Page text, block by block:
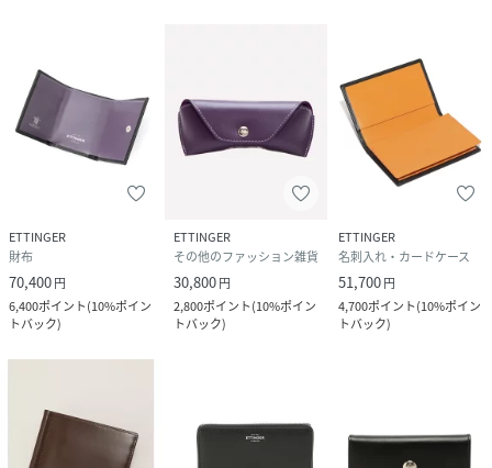
ETTINGER
財布
70,400円
6,400ポイント(10%ポイン
トバック)
ETTINGER
その他のファッション雑貨
30,800円
2,800ポイント(10%ポイン
トバック)
ETTINGER
名刺入れ・カードケース
51,700円
4,700ポイント(10%ポイン
トバック)